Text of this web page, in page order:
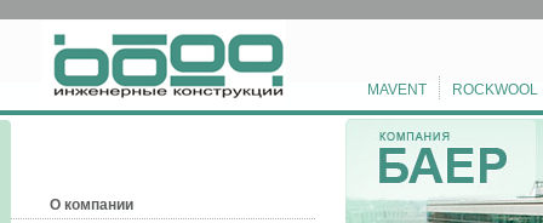
MAVENT ROCKWOOL
О компании